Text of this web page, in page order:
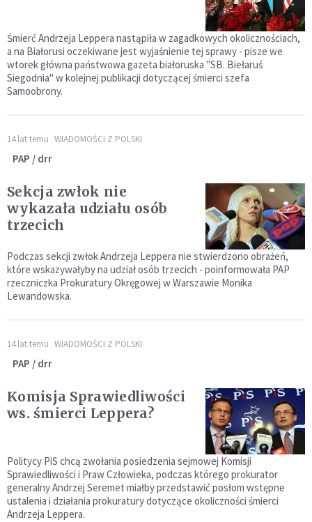
Śmierć Andrzeja Leppera nastąpiła w zagadkowych okolicznościach,
a na Białorusi oczekiwane jest wyjaśnienie tej sprawy - pisze we
wtorek główna państwowa gazeta białoruska "SB. Biełaruś
Siegodnia" w kolejnej publikacji dotyczącej śmierci szefa
Samoobrony.
14 lat temu WIADOMOŚCI Z POLSKI
PAP / drr
Sekcja zwłok nie
wykazała udziału osób
trzecich
Podczas sekcji zwłok Andrzeja Leppera nie stwierdzono obrażeń,
które wskazywałyby na udział osób trzecich - poinformowała PAP
rzeczniczka Prokuratury Okręgowej w Warszawie Monika
Lewandowska.
14 lat temu WIADOMOŚCI Z POLSKI
PAP / drr
Komisja Sprawiedliwości
ws. śmierci Leppera?
Politycy PiS chcą zwołania posiedzenia sejmowej Komisji
Sprawiedliwości i Praw Człowieka, podczas którego prokurator
generalny Andrzej Seremet miałby przedstawić posłom wstępne
ustalenia i działania prokuratury dotyczące okoliczności śmierci
Andrzeja Leppera.